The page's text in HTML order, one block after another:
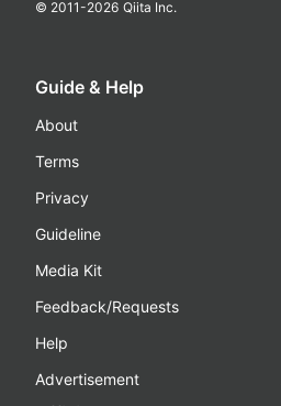
© 2011-2026 Qiita Inc.
Guide & Help
About
Terms
Privacy
Guideline
Media Kit
Feedback/Requests
Help
Advertisement